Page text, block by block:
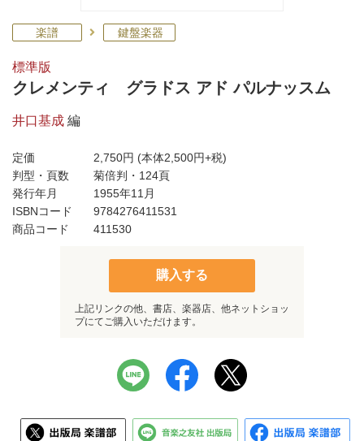
楽譜 鍵盤楽器
標準版
クレメンティ グラドス アド パルナッスム
井口基成 編
定価 2,750円 (本体2,500円+税)
判型・頁数
菊倍判・124頁
発行年月
1955年11月
ISBNコード
9784276411531
商品コード
411530
購入する
上記リンクの他、書店、楽器店、他ネットショッ
プにてご購入いただけます。